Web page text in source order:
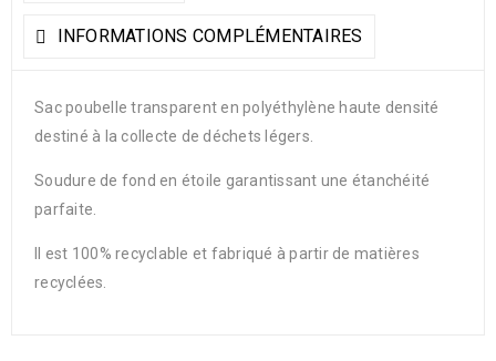
INFORMATIONS COMPLÉMENTAIRES
Sac poubelle transparent en polyéthylène haute densité
destiné à la collecte de déchets légers.
Soudure de fond en étoile garantissant une étanchéité
parfaite.
Il est 100% recyclable et fabriqué à partir de matières
recyclées.